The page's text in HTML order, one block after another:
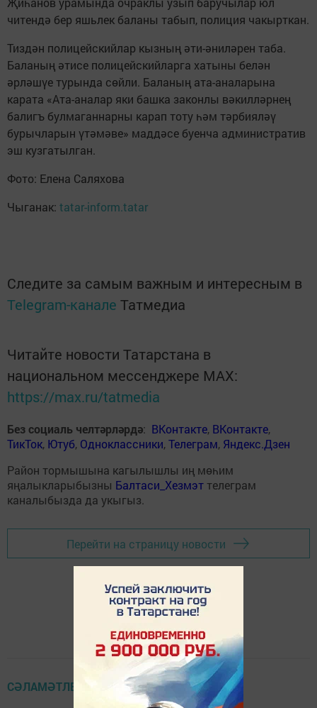
читендә бер яшьлек баланы табып, полиция чакырткан.
Тиздән полицейскийлар кызның әти-әниләрен таба.
Баланың әтисе полицейскийларга хатыны белән
әрләшүе турында сөйли. Баланың ата-аналарына
карата «Ата-аналар яки башка законлы вәкилләрнең
балигъ булмаганнарны карап тоту һәм тәрбияләү
бурычларын үтәмәве» маддәсе буенча административ
эш кузгатылган.
Фото: Елена Саляхова
Чыганак: tatar-inform.tatar
Следите за самым важным и интересным в
Telegram-канале Татмедиа
Читайте новости Татарстана в
национальном мессенджере MАХ:
https://max.ru/tatmedia
Без социаль челтәрләрдә: ВКонтакте, ВКонтакте,
ТикТок, Ютуб, Одноклассники,Телеграм, Яндекс.Дзен
Район тормышына кагылышлы иң мөһим
яңалыкларыбызны Балтаси_Хезмэт телеграм
каналыбызда да укыгыз.
Перейти на страницу новости
СӘЛАМӘТЛЕК